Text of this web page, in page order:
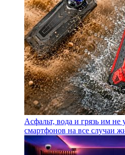
Асфальт, вода и грязь им
смартфонов на все случаи